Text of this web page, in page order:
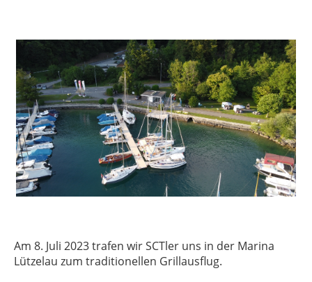
Am 8. Juli 2023 trafen wir SCTler uns in der Marina
Lützelau zum traditionellen Grillausflug.